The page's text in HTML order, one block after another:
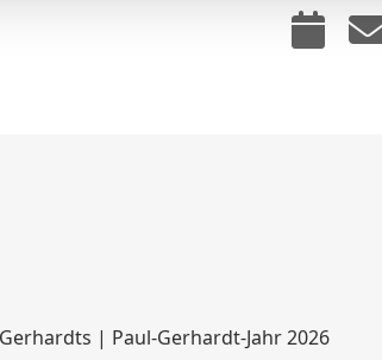
| Paul-Gerhardt-Jahr 2026